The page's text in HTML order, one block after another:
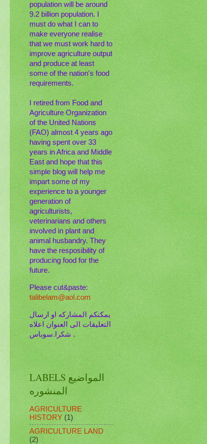
population will be around
9.2 billion population. I
must do what I can to
make everyone realise
that we must work hard to
improve agriculture output
and produce at least
some of the nation's food
requirements.
I retired from Food and
Agriculture Organization
of the United Nations
(FAO) almost 4 years ago
having spent over 33
years in Africa and Middle
East and hope that this
simple blog will help me
impart some of my
experience to a younger
generation of
agriculturists,
veterinarians and others
involved in plant and
animal husbandry. They
have the resposibility of
producing food for the
future.
Please cut&paste:
talibelam@aol.com
يمكنكم المشاركه او ارسال
التعليقات الى العنوان اعلاه
. شكرا.سوباس
LABELS المواضيع
المنشوره
AGRICULTURE
HISTORY (1)
AGRICULTURE LAND
(2)